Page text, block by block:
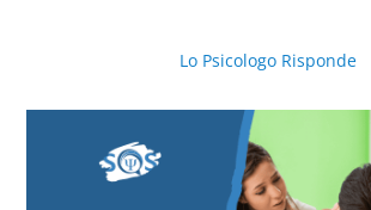
Lo Psicologo Risponde